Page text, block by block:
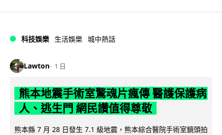
科技娛樂 生活娛樂 城中熱話
Lawton 1 日
熊本地震手術室驚魂片瘋傳 醫護保護病
人、逃生門 網民讚值得尊敬
熊本縣 7 月 28 日發生 7.1 級地震，熊本綜合醫院手術室鏡頭拍